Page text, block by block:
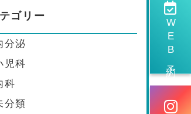
WEB予約
ゴリー
分泌
児科
科
分類